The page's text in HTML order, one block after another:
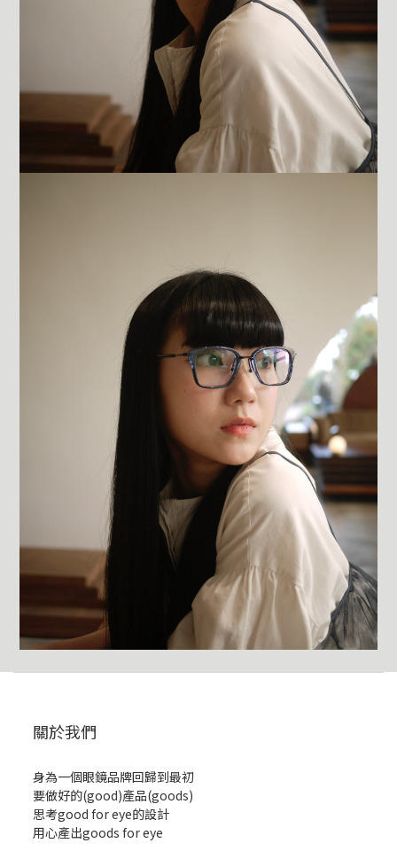
關於我們
身為一個眼鏡品牌回歸到最初
要做好的(good)產品(goods)
思考good for eye的設計
用心產出goods for eye